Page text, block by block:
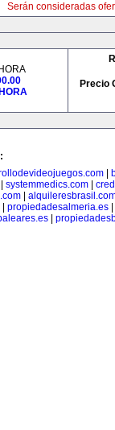
Serán consideradas
Precio
|
systemmedics.com|
|
| propiedadesalmeria.es|